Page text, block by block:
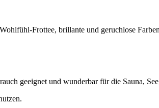
Frottee, brillante und geruchlose
geeignet und wunderbar für die Sauna,